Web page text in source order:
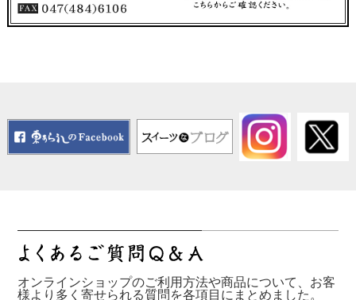
オンラインショップのご利用方法や商品について、お客
様より多く寄せられる質問を各項目にまとめました。